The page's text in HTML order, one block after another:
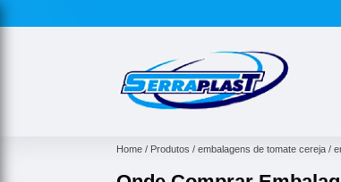
Home Produtos embalagens de tomate cereja